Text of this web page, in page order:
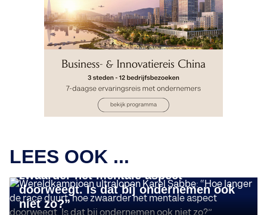
LEES OOK ...
Sabbe: “Hoe langer de race duurt, hoe
zwaarder het mentale aspect
doorweegt. Is dat bij ondernemen ook
niet zo?”
IMPACT ONDERNEMEN